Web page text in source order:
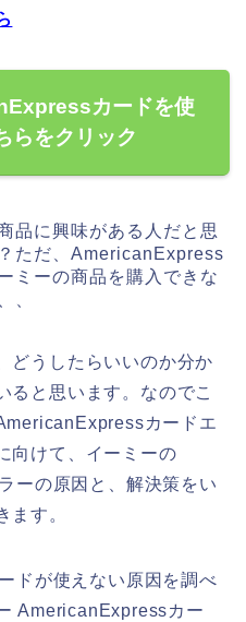
カードを使
らをクリック
品に興味がある人だと思
ただ、AmericanExpress
ミーの商品を購入できな
、
どうしたらいいのか分か
ると思います。なのでこ
カードエ
向けて、イーミーの
ーの原因と、解決策をい
ます。
ドが使えない原因を調べ
AmericanExpressカー